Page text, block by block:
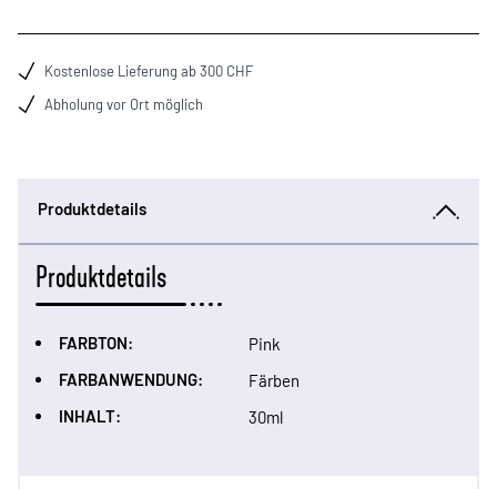
Kostenlose Lieferung ab 300 CHF
Abholung vor Ort möglich
Produktdetails
Produktdetails
FARBTON:
Pink
FARBANWENDUNG:
Färben
INHALT:
30ml